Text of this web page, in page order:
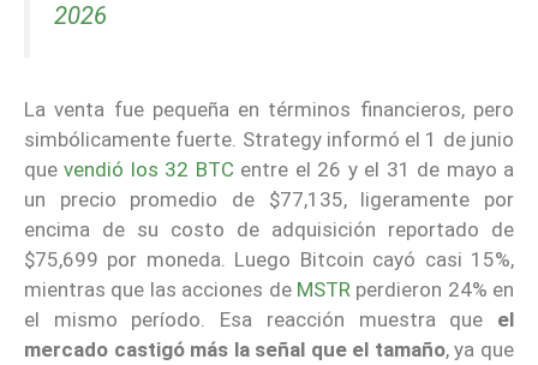
2026
La venta fue pequeña en términos financieros, pero
simbólicamente fuerte. Strategy informó el 1 de junio
quevendió los 32 BTC entre el 26 y el 31 de mayo a
un precio promedio de $77,135, ligeramente por
encima de su costo de adquisición reportado de
$75,699 por moneda. Luego Bitcoin cayó casi 15%,
mientras que las acciones de MSTR perdieron 24% en
el mismo período. Esa reacción muestra que el
mercado castigó más la señal que el tamaño, ya que